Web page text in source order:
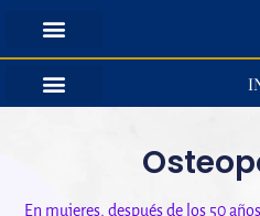
contenido
En mujeres, después de los 50